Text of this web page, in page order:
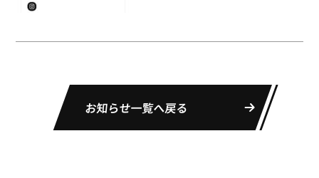
お知らせ一覧へ戻る